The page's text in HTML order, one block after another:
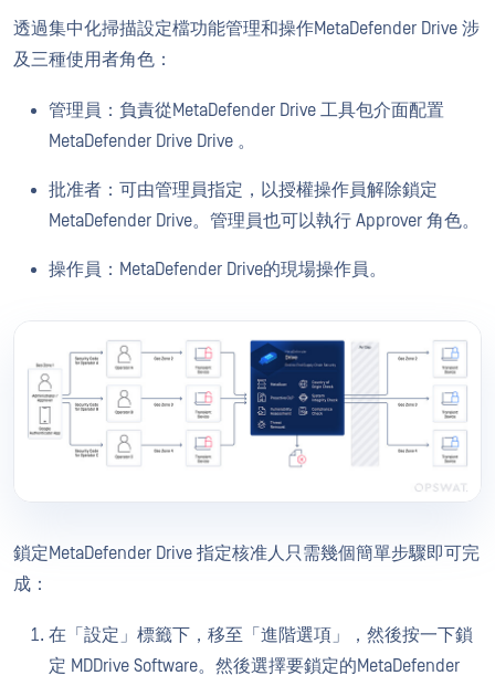
透過集中化掃描設定檔功能管理和操作MetaDefender Drive 涉
及三種使用者角色：
管理員：負責從MetaDefender Drive 工具包介面配置
MetaDefender Drive Drive 。
批准者：可由管理員指定，以授權操作員解除鎖定
MetaDefender Drive。管理員也可以執行 Approver 角色。
操作員：MetaDefender Drive的現場操作員。
鎖定MetaDefender Drive 指定核准人只需幾個簡單步驟即可完
成：
在「設定」標籤下，移至「進階選項」，然後按一下鎖
定 MDDrive Software。然後選擇要鎖定的MetaDefender